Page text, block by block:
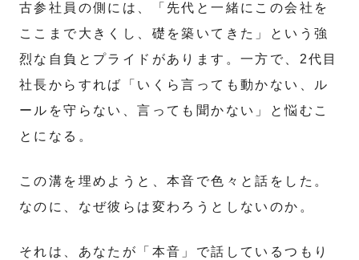
古参社員の側には、「先代と一緒にこの会社を
ここまで大きくし、礎を築いてきた」という強
烈な自負とプライドがあります。一方で、2代目
社長からすれば「いくら言っても動かない、ル
ールを守らない、言っても聞かない」と悩むこ
とになる。
この溝を埋めようと、本音で色々と話をした。
なのに、なぜ彼らは変わろうとしないのか。
それは、あなたが「本音」で話しているつもり